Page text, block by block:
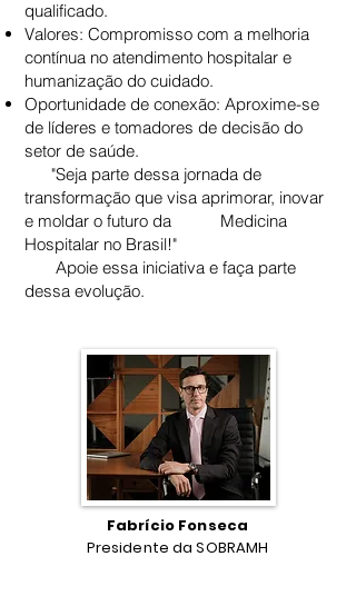
qualificado.
Valores: Compromisso com a melhoria
contínua no atendimento hospitalar e
humanização do cuidado.
Oportunidade de conexão: Aproxime-se
de líderes e tomadores de decisão do
setor de saúde.
"Seja parte dessa jornada de
transformação que visa aprimorar, inovar
e moldar o futuro da Medicina
Hospitalar no Brasil!"
Apoie essa iniciativa e faça parte
dessa evolução.
Fabrício Fonseca
Presidente da SOBRAMH